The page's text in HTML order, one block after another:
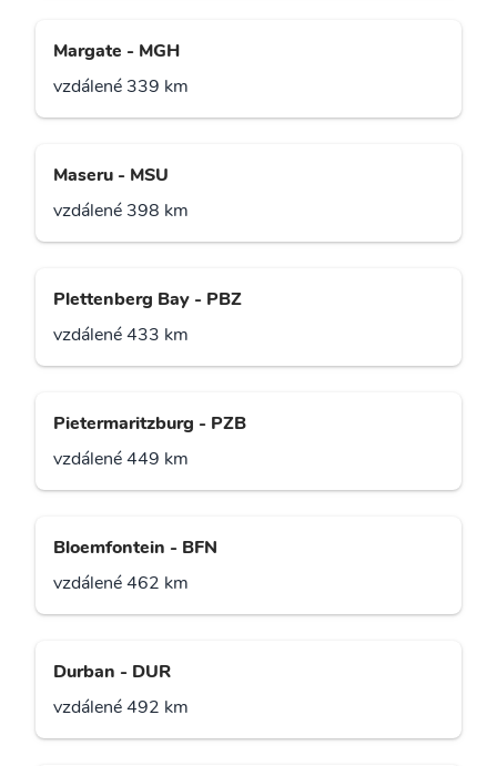
Margate - MGH
vzdálené 339 km
Maseru - MSU
vzdálené 398 km
Plettenberg Bay - PBZ
vzdálené 433 km
Pietermaritzburg - PZB
vzdálené 449 km
Bloemfontein - BFN
vzdálené 462 km
Durban - DUR
vzdálené 492 km